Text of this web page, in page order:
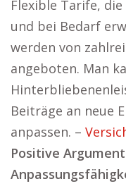
Flexible Tarife,
und bei Bedarf
werden von
angeboten. Man
Beiträge an neue
anpassen. –
Positive